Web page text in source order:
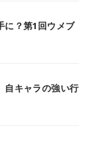
に？第1回ウメブ
自キャラの強い行